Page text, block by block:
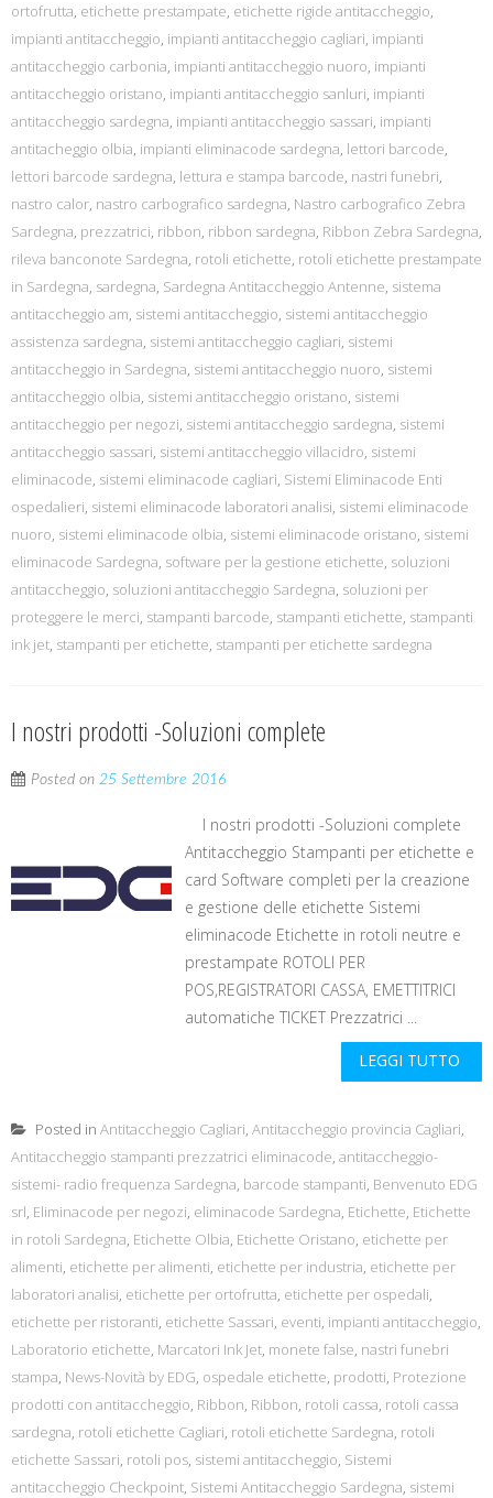
ortofrutta, etichette prestampate, etichette rigide antitaccheggio,
impianti antitaccheggio, impianti antitaccheggio cagliari, impianti
antitaccheggio carbonia, impianti antitaccheggio nuoro, impianti
antitaccheggio oristano, impianti antitaccheggio sanluri, impianti
antitaccheggio sardegna, impianti antitaccheggio sassari, impianti
antitacheggio olbia, impianti eliminacode sardegna, lettori barcode,
lettori barcode sardegna, lettura e stampa barcode, nastri funebri,
nastro calor, nastro carbografico sardegna, Nastro carbografico Zebra
Sardegna, prezzatrici, ribbon, ribbon sardegna, Ribbon Zebra Sardegna,
rileva banconote Sardegna, rotoli etichette, rotoli etichette prestampate
in Sardegna, sardegna, Sardegna Antitaccheggio Antenne, sistema
antitaccheggio am, sistemi antitaccheggio, sistemi antitaccheggio
assistenza sardegna, sistemi antitaccheggio cagliari, sistemi
antitaccheggio in Sardegna, sistemi antitaccheggio nuoro, sistemi
antitaccheggio olbia, sistemi antitaccheggio oristano, sistemi
antitaccheggio per negozi, sistemi antitaccheggio sardegna, sistemi
antitaccheggio sassari, sistemi antitaccheggio villacidro, sistemi
eliminacode, sistemi eliminacode cagliari, Sistemi Eliminacode Enti
ospedalieri, sistemi eliminacode laboratori analisi, sistemi eliminacode
nuoro, sistemi eliminacode olbia, sistemi eliminacode oristano, sistemi
eliminacode Sardegna, software per la gestione etichette, soluzioni
antitaccheggio, soluzioni antitaccheggio Sardegna, soluzioni per
proteggere le merci, stampanti barcode, stampanti etichette, stampanti
ink jet, stampanti per etichette, stampanti per etichette sardegna
I nostri prodotti -Soluzioni complete
Posted on 25 Settembre 2016
I nostri prodotti -Soluzioni complete
Antitaccheggio Stampanti per etichette e
card Software completi per la creazione
e gestione delle etichette Sistemi
eliminacode Etichette in rotoli neutre e
prestampate ROTOLI PER
POS,REGISTRATORI CASSA, EMETTITRICI
automatiche TICKET Prezzatrici ...
LEGGI TUTTO
Posted in Antitaccheggio Cagliari, Antitaccheggio provincia Cagliari,
Antitaccheggio stampanti prezzatrici eliminacode, antitaccheggio-
sistemi- radio frequenza Sardegna, barcode stampanti, Benvenuto EDG
srl, Eliminacode per negozi, eliminacode Sardegna, Etichette, Etichette
in rotoli Sardegna, Etichette Olbia, Etichette Oristano, etichette per
alimenti, etichette per alimenti, etichette per industria, etichette per
laboratori analisi, etichette per ortofrutta, etichette per ospedali,
etichette per ristoranti, etichette Sassari, eventi, impianti antitaccheggio,
Laboratorio etichette, Marcatori Ink Jet, monete false, nastri funebri
stampa, News-Novità by EDG, ospedale etichette, prodotti, Protezione
prodotti con antitaccheggio, Ribbon, Ribbon, rotoli cassa, rotoli cassa
sardegna, rotoli etichette Cagliari, rotoli etichette Sardegna, rotoli
etichette Sassari, rotoli pos, sistemi antitaccheggio, Sistemi
antitaccheggio Checkpoint, Sistemi Antitaccheggio Sardegna, sistemi